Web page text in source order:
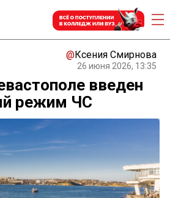
@Ксения Смирнова
26 июня 2026, 13:35
введен
режим ЧС